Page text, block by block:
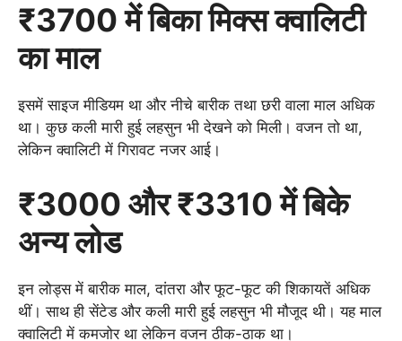
₹3700 में बिका मिक्स क्वालिटी
का माल
इसमें साइज मीडियम था और नीचे बारीक तथा छरी वाला माल अधिक
था। कुछ कली मारी हुई लहसुन भी देखने को मिली। वजन तो था,
लेकिन क्वालिटी में गिरावट नजर आई।
₹3000 और ₹3310 में बिके
अन्य लोड
इन लोड्स में बारीक माल, दांतरा और फूट-फूट की शिकायतें अधिक
थीं। साथ ही सेंटेड और कली मारी हुई लहसुन भी मौजूद थी। यह माल
क्वालिटी में कमजोर था लेकिन वजन ठीक-ठाक था।